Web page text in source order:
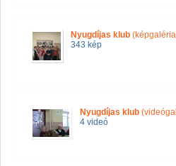
Nyugdíjas klub
343 kép
Nyugdíjas klub
4 videó